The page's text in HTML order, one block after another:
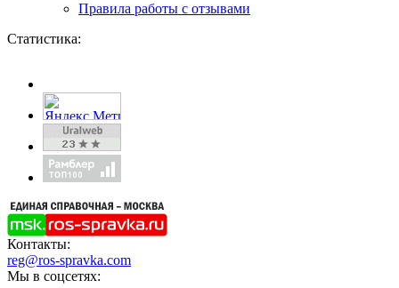
Правила работы с отзывами
Статистика:
Контакты:
reg@ros-spravka.com
Мы в соцсетях: